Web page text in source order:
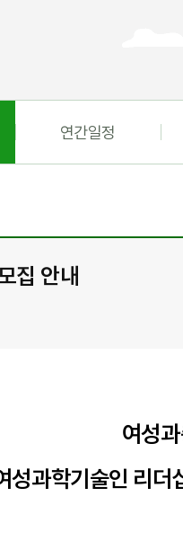
연간일정
집 안내
여성
성과학기술인 리더